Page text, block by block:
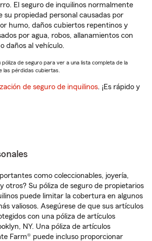
El seguro de inquilinos normalmente
su propiedad personal causadas por
humo, daños cubiertos repentinos y
por agua, robos, allanamientos con
daños al vehículo.
póliza de seguro para ver a una lista completa de la
las pérdidas cubiertas.
de seguro de inquilinos. ¡Es rápido y
como coleccionables, joyería,
otros? Su póliza de seguro de propietarios
puede limitar la cobertura en algunos
valiosos. Asegúrese de que sus artículos
con una póliza de artículos
NY. Una póliza de artículos
Farm® puede incluso proporcionar